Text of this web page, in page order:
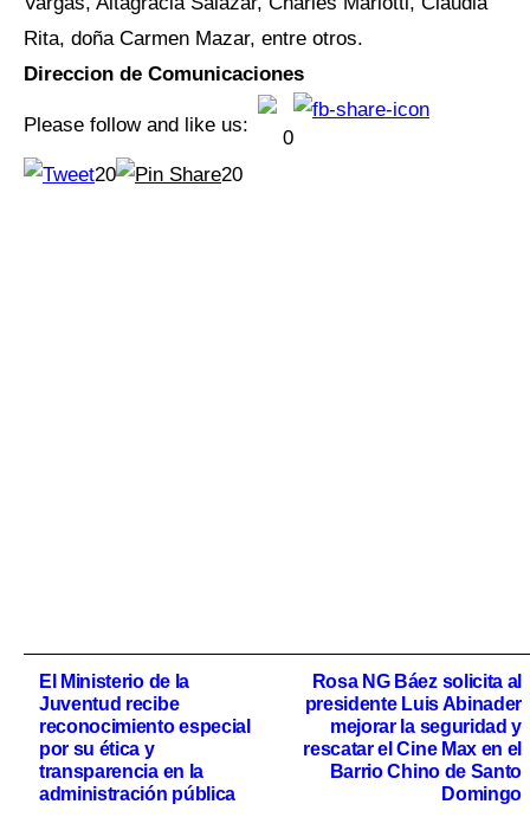
Rita, doña Carmen Mazar, entre otros.
Direccion de Comunicaciones
Please follow and like us:
0
20
20
Navegación
de
entradas
El Ministerio de la
Juventud recibe
reconocimiento especial
por su ética y
transparencia en la
administración pública
Rosa NG Báez solicita al
presidente Luis Abinader
mejorar la seguridad y
rescatar el Cine Max en el
Barrio Chino de Santo
Domingo